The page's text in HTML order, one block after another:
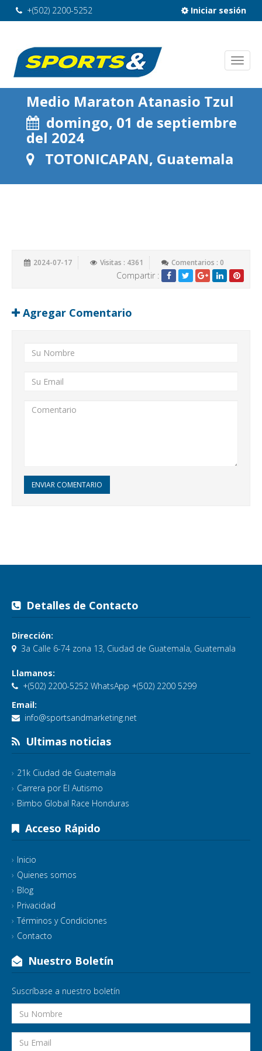
Iniciar sesión
+(502) 2200-5252
Medio Maraton Atanasio Tzul
domingo, 01 de septiembre
del 2024
TOTONICAPAN, Guatemala
2024-07-17 Visitas : 4361 Comentarios : 0
Compartir :
Agregar Comentario
ENVIAR COMENTARIO
Detalles de Contacto
Dirección:
3a Calle 6-74 zona 13, Ciudad de Guatemala, Guatemala
Llamanos:
+(502) 2200-5252 WhatsApp +(502) 2200 5299
Email:
info@sportsandmarketing.net
Ultimas noticias
21k Ciudad de Guatemala
Carrera por El Autismo
Bimbo Global Race Honduras
Acceso Rápido
Inicio
Quienes somos
Blog
Privacidad
Términos y Condiciones
Contacto
Nuestro Boletín
Suscríbase a nuestro boletín